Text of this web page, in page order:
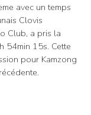
avec un temps
Clovis
Club, a pris la
54min 15s. Cette
pour Kamzong